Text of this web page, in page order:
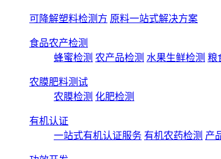
可降解塑料检测方 原料一站式解决方案
食品农产检测
蜂蜜检测 农产品检测 水果生鲜检测 粮
农膜肥料测试
农膜检测 化肥检测
有机认证
一站式有机认证服务 有机农药检测 产